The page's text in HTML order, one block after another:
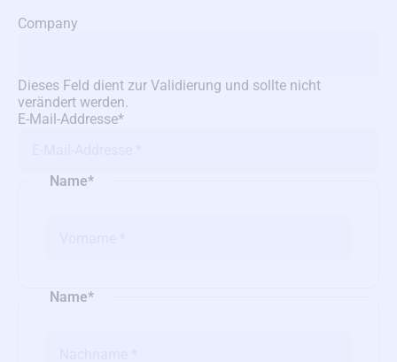
Company
Dieses Feld dient zur Validierung und sollte nicht
verändert werden.
E-Мail-Аddresse*
Name*
Name*